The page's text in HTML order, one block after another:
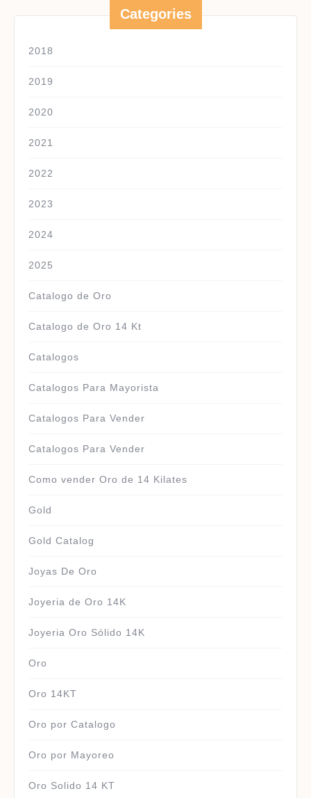
Categories
2018
2019
2020
2021
2022
2023
2024
2025
Catalogo de Oro
Catalogo de Oro 14 Kt
Catalogos
Catalogos Para Mayorista
Catalogos Para Vender
Catalogos Para Vender
Como vender Oro de 14 Kilates
Gold
Gold Catalog
Joyas De Oro
Joyeria de Oro 14K
Joyeria Oro Sólido 14K
Oro
Oro 14KT
Oro por Catalogo
Oro por Mayoreo
Oro Solido 14 KT